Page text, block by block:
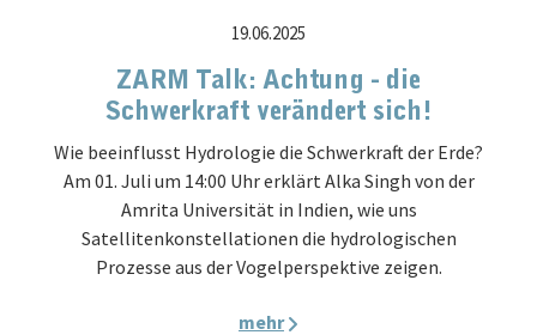
19.06.2025
ZARM Talk: Achtung - die
Schwerkraft verändert sich!
Wie beeinflusst Hydrologie die Schwerkraft der Erde?
Am 01. Juli um 14:00 Uhr erklärt Alka Singh von der
Amrita Universität in Indien, wie uns
Satellitenkonstellationen die hydrologischen
Prozesse aus der Vogelperspektive zeigen.
mehr